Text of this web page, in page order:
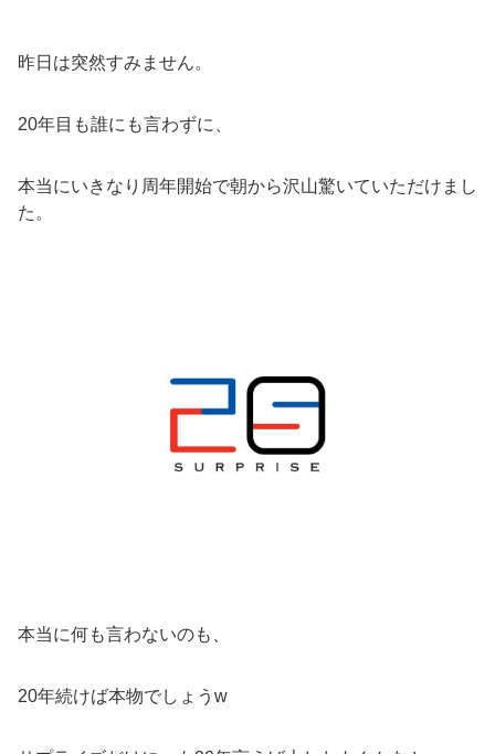
昨日は突然すみません。
20年目も誰にも言わずに、
本当にいきなり周年開始で朝から沢山驚いていただけまし
た。
本当に何も言わないのも、
20年続けば本物でしょうw